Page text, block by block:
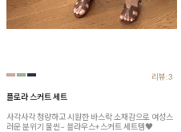
리뷰:3
플로라 스커트 세트
사각사각 청량하고 시원한 바스락 소재감으로 여성스
러운 분위기 물씬~ 블라우스+스커트 세트템♥